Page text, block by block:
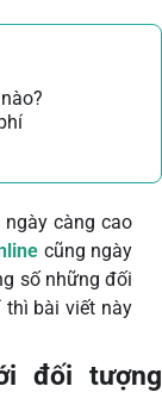
càng cao
cũng ngày
số những đối
thì bài viết này
đối tượng